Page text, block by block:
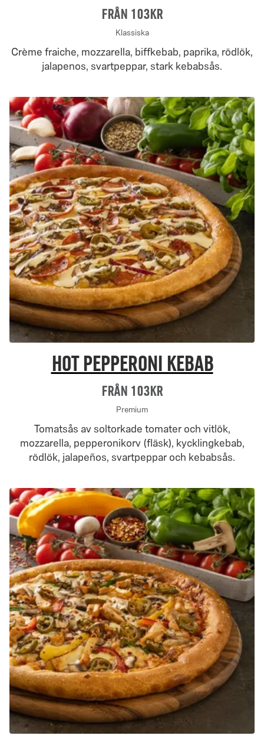
Från 103Kr
Klassiska
Crème fraiche, mozzarella, biffkebab, paprika, rödlök,
jalapenos, svartpeppar, stark kebabsås.
Hot Pepperoni Kebab
Från 103Kr
Premium
Tomatsås av soltorkade tomater och vitlök,
mozzarella, pepperonikorv (fläsk), kycklingkebab,
rödlök, jalapeños, svartpeppar och kebabsås.